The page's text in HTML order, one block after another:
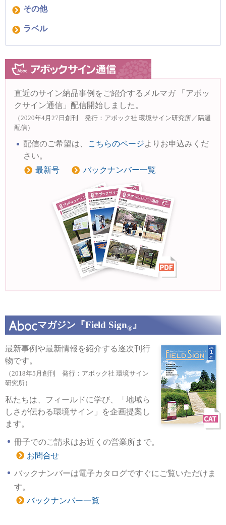
その他
ラベル
直近のサイン納品事例をご紹介するメルマガ「アボッ
クサイン通信」配信開始しました。
（2020年4月27日創刊 発行：アボック社 環境サイン研究所／隔週
配信）
配信のご希望は、 こちらのページよりお申込みくだ
さい。
最新号
バックナンバー一覧
マガジン『Field Sign® 』
最新事例や最新情報を紹介する逐次刊行
物です。
（2018年5月創刊 発行：アボック社 環境サイン
研究所）
私たちは、フィールドに学び、「地域ら
しさが伝わる環境サイン」を企画提案し
ます。
冊子でのご請求はお近くの営業所まで。
お問合せ
バックナンバーは電子カタログですぐにご覧いただけま
す。
バックナンバー一覧